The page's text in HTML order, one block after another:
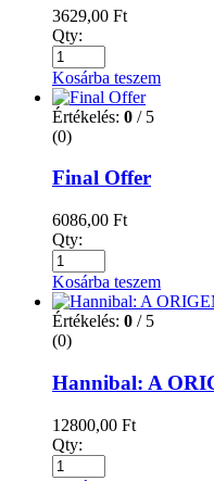
3629,00 Ft
Qty:
Kosárba teszem
Értékelés: 0 / 5
(0)
Final Offer
6086,00 Ft
Qty:
Kosárba teszem
Értékelés: 0 / 5
(0)
Hannibal: A
12800,00 Ft
Qty: